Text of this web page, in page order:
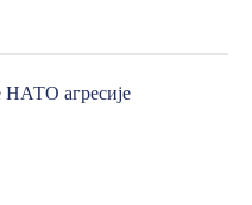
агресије